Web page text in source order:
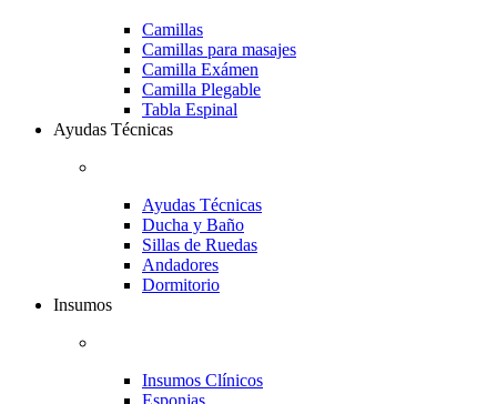
Camillas
Camillas para masajes
Camilla Exámen
Camilla Plegable
Tabla Espinal
Ayudas Técnicas
Ayudas Técnicas
Ducha y Baño
Sillas de Ruedas
Andadores
Dormitorio
Insumos
Insumos Clínicos
Esponjas